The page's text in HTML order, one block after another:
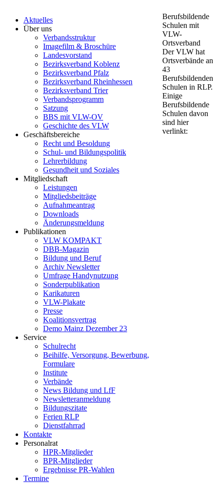
Aktuelles
Über uns
Verbandsstruktur
Imagefilm & Broschüre
Landesvorstand
Bezirksverband Koblenz
Bezirksverband Pfalz
Bezirksverband Rheinhessen
Bezirksverband Trier
Verbandsprogramm
Satzung
BBS mit VLW-OV
Geschichte des VLW
Geschäftsbereiche
Recht und Besoldung
Schul- und Bildungspolitik
Lehrerbildung
Gesundheit und Soziales
Mitgliedschaft
Leistungen
Mitgliedsbeiträge
Aufnahmeantrag
Downloads
Änderungsmeldung
Publikationen
VLW KOMPAKT
DBB-Magazin
Bildung und Beruf
Archiv Newsletter
Umfrage Handynutzung
Sonderpublikation
Karikaturen
VLW-Plakate
Presse
Koalitionsvertrag
Demo Mainz Dezember 23
Service
Schulrecht
Beihilfe, Versorgung, Bewerbung,
Formulare
Institute
Verbände
News Bildung und LfF
Newsletteranmeldung
Bildungszitate
Ferien RLP
Dienstfahrrad
Kontakte
Personalrat
HPR-Mitglieder
BPR-Mitglieder
Ergebnisse PR-Wahlen
Termine
Berufsbildende
Schulen mit
VLW-
Ortsverband
Der VLW hat
Ortsverbände an
43
Berufsbildenden
Schulen in RLP.
Einige
Berufsbildende
Schulen davon
sind hier
verlinkt: